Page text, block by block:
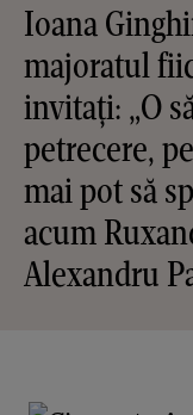
Ioana
majoratul
invitați: „O
petrecere,
mai pot să
acum
Alexandru